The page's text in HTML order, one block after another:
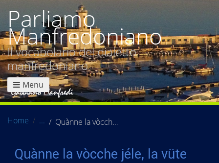
Parliamo
Manfredoniano
Il vocabolario del dialetto
manfredoniano
Menu
Home Quànne la vòcche jéle, la vüte pöche véle
Quànne la vòcche jéle, la vüte